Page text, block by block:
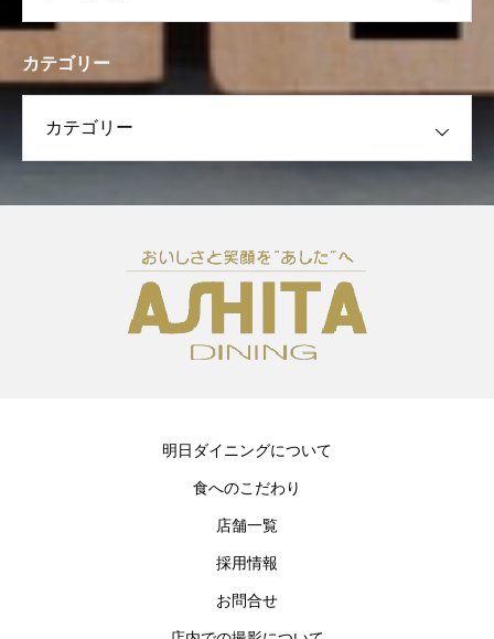
カテゴリー
明日ダイニングについて
食へのこだわり
店舗一覧
採用情報
お問合せ